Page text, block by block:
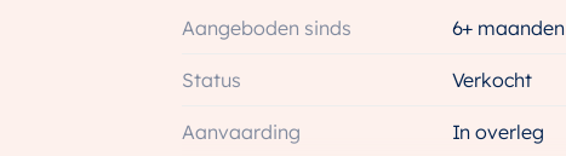
Aangeboden sinds 6+ maanden
Status Verkocht
Aanvaarding In overleg